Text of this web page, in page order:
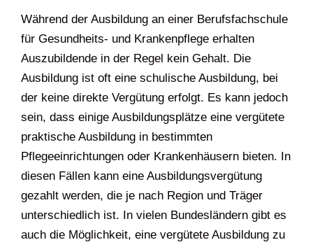
Während der Ausbildung an einer Berufsfachschule
für Gesundheits- und Krankenpflege erhalten
Auszubildende in der Regel kein Gehalt. Die
Ausbildung ist oft eine schulische Ausbildung, bei
der keine direkte Vergütung erfolgt. Es kann jedoch
sein, dass einige Ausbildungsplätze eine vergütete
praktische Ausbildung in bestimmten
Pflegeeinrichtungen oder Krankenhäusern bieten. In
diesen Fällen kann eine Ausbildungsvergütung
gezahlt werden, die je nach Region und Träger
unterschiedlich ist. In vielen Bundesländern gibt es
auch die Möglichkeit, eine vergütete Ausbildung zu